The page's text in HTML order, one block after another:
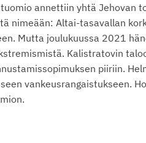
annettiin yhtä Jehovan
nimeään: Altai-tasavallan
Mutta joulukuussa 2021
Kalistratovin
piiriin.
vankeusrangaistukseen.